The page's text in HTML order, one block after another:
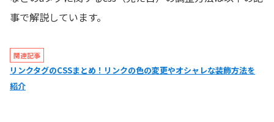
事で解説しています。
関連記事
リンクタグのCSSまとめ！リンクの色の変更やオシャレな装飾方法を
紹介